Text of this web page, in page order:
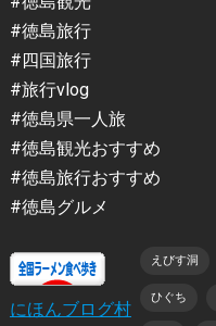
#徳島旅行
#四国旅行
#旅行vlog
#徳島県一人旅
#徳島観光おすすめ
#徳島旅行おすすめ
#徳島グルメ
にほんブログ村
えびす洞
ひぐち